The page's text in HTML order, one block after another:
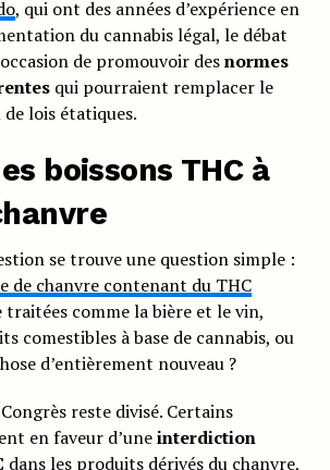
, qui ont des années d’expérience en
du cannabis légal, le débat
de promouvoir desnormes
qui pourraient remplacer le
lois étatiques.
boissons THC à
se trouve une question simple :
de chanvre contenant du THC
comme la bière et le vin,
comestibles à base de cannabis, ou
d’entièrement nouveau ?
reste divisé. Certains
en faveur d’uneinterdiction
dans les produits dérivés du chanvre,